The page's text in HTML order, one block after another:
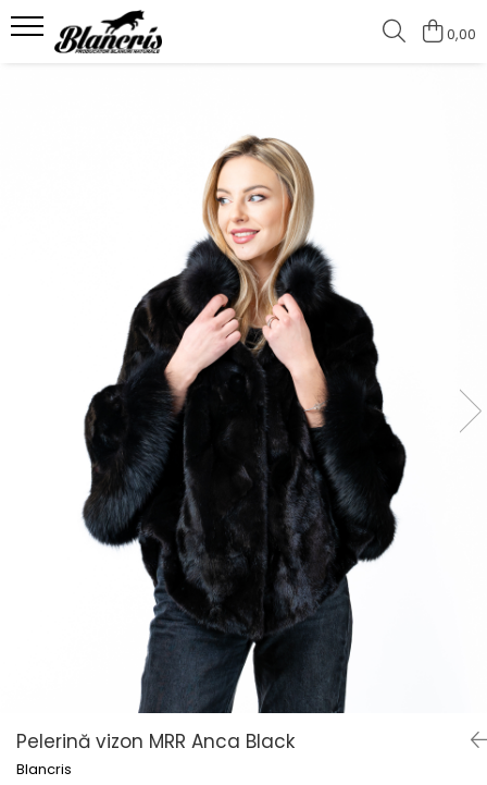
Jachete de vulpe polara
Jachete de vizon MRR
Pelerine de vulpe polară
Pelerine de vizon
Haine damă de zibelină
Blănuri Mongolină
Shearling
Haine de Lynx
Haine blană - diverse
0,00
Pelerină vizon MRR Anca Black
Blancris